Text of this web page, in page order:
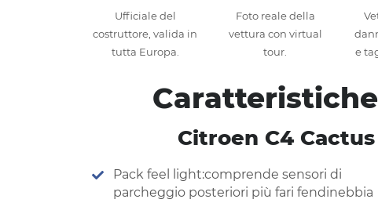
Ufficiale del
costruttore, valida in
tutta Europa.
Foto reale della
vettura con virtual
tour.
e
Citroen C4
Pack feel light:comprende sensori di
parcheggio posteriori più fari fendinebbia